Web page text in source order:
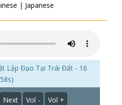
| Japanese
Lập Đạo Tại Trái Đất - 16
Next Vol - Vol +